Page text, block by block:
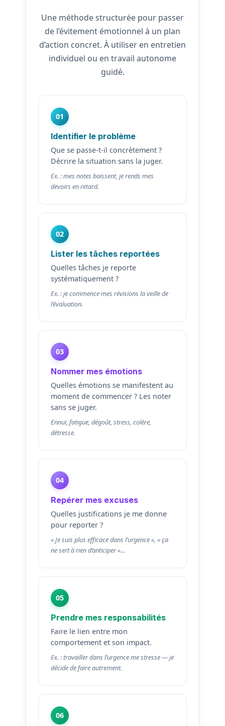
Une méthode structurée pour passer
de l’évitement émotionnel à un plan
d’action concret. À utiliser en entretien
individuel ou en travail autonome
guidé.
01
Identifier le problème
Que se passe-t-il concrètement ?
Décrire la situation sans la juger.
Ex. : mes notes baissent, je rends mes
devoirs en retard.
02
Lister les tâches reportées
Quelles tâches je reporte
systématiquement ?
Ex. : je commence mes révisions la veille de
l’évaluation.
03
Nommer mes émotions
Quelles émotions se manifestent au
moment de commencer ? Les noter
sans se juger.
Ennui, fatigue, dégoût, stress, colère,
détresse.
04
Repérer mes excuses
Quelles justifications je me donne
pour reporter ?
« Je suis plus efficace dans l’urgence », « ça
ne sert à rien d’anticiper »…
05
Prendre mes responsabilités
Faire le lien entre mon
comportement et son impact.
Ex. : travailler dans l’urgence me stresse — je
décide de faire autrement.
06